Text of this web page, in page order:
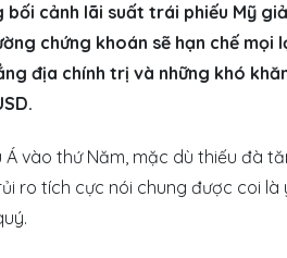
cảnh lãi suất trái phiếu Mỹ
chứng khoán sẽ hạn chế mọi
địa chính trị và những khó
vào thứ Năm, mặc dù thiếu đà
ro tích cực nói chung được coi là